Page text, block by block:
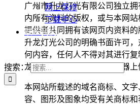
网上保修
下载中心
联系我们
搜索：
广州市升龙灯光有限公司独立
内所有资料的版权，或与本网
提供者共同拥有该网页内资料
升龙灯光公司的明确书面许可
何内容，任何人不得对其进行
龙灯光有限公司所属的服务器上
本网站所载述的域名商标、文
容、图形及图象均受有关商标